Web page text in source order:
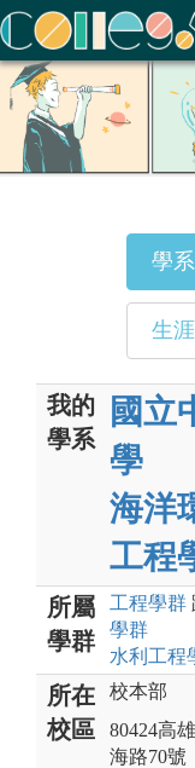
ColleGo! 大學選才與高
學
生
我的
學系
國立
學
海洋
工程
所屬
學群
工程學群
學群
水利工程
所在
校區
校本部
80424高
海路70號